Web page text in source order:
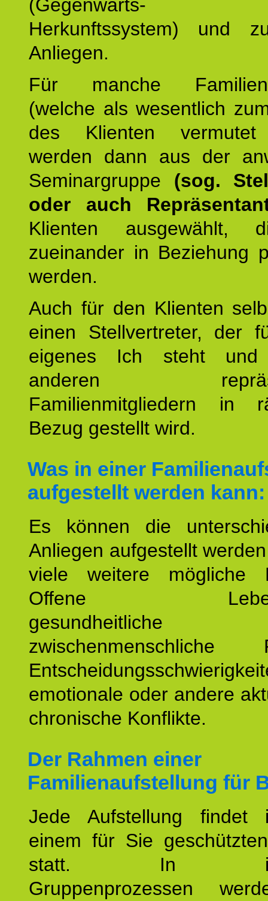
(Gegenwarts-
Herkunftssystem) und
Anliegen.
Für manche
(welche als wesentlich
des Klienten vermutet
werden dann aus der
Seminargruppe (sog.
oder auch
Klienten ausgewählt,
zueinander in Beziehung
werden.
Auch für den Klienten
einen Stellvertreter, der
eigenes Ich steht
anderen
Familienmitgliedern in
Bezug gestellt wird.
Was in einer
aufgestellt werden kann:
Es können die
Anliegen aufgestellt
viele weitere mögliche
Offene
zwischenmenschliche
emotionale oder andere
chronische Konflikte.
Der Rahmen einer
Familienaufstellung für
Jede Aufstellung findet
einem für Sie
statt. In
Gruppenprozessen